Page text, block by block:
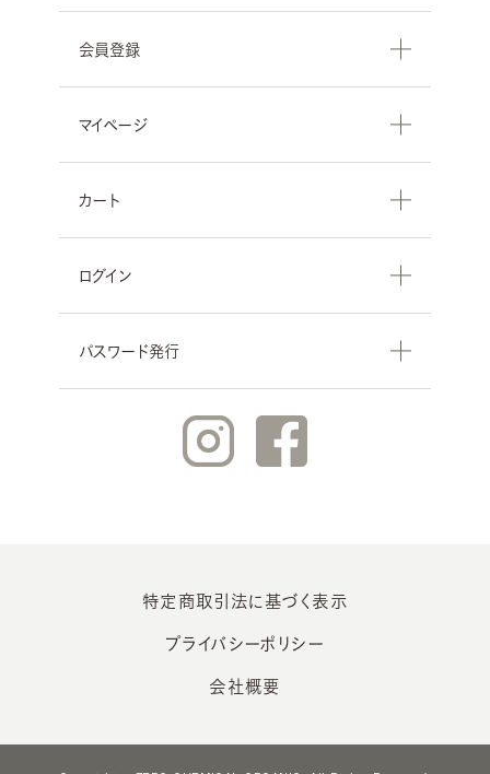
会員登録
マイページ
カート
ログイン
パスワード発行
特定商取引法に基づく表示
プライバシーポリシー
会社概要